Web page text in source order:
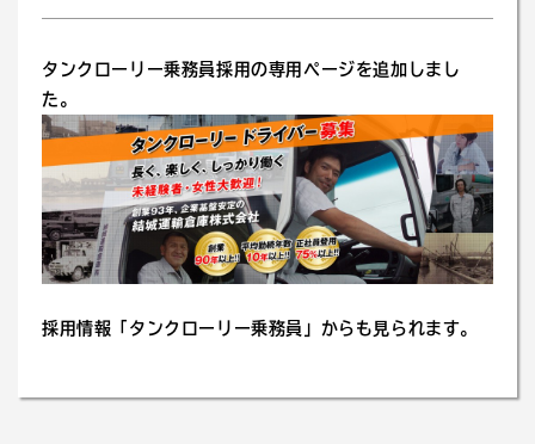
タンクローリー乗務員採用の専用ページを追加しまし
た。
採用情報「 タンクローリー乗務員 」からも見られます。